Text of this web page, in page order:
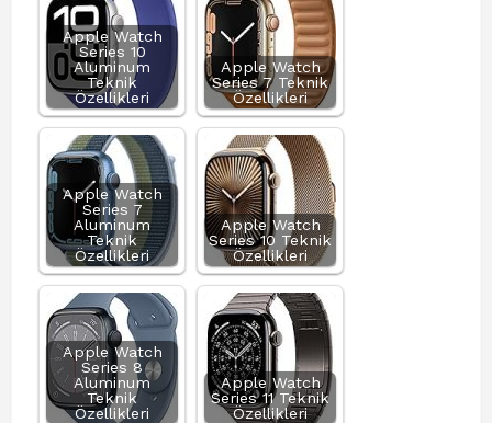
Apple Watch
Series 10
Aluminum
Teknik
Özellikleri
Apple Watch
Series 7 Teknik
Özellikleri
Apple Watch
Series 7
Aluminum
Teknik
Özellikleri
Apple Watch
Series 10 Teknik
Özellikleri
Apple Watch
Series 8
Aluminum
Teknik
Özellikleri
Apple Watch
Series 11 Teknik
Özellikleri